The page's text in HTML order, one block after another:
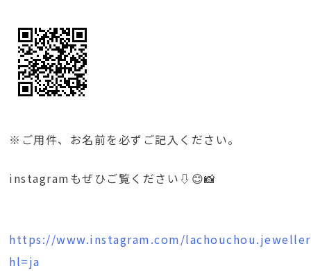
※ご用件、お名前を必ずご記入ください。
instagramもぜひご覧ください⇩😊📸
https://www.instagram.com/
hl=ja